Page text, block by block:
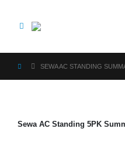
SEWA AC STANDING
Sewa AC Standing 5PK